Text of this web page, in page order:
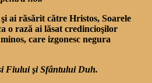
ai răsărit către Hristos, Soarele
o rază ai lăsat credincioşilor
care izgonesc negura
Fiului şi Sfântului Duh.